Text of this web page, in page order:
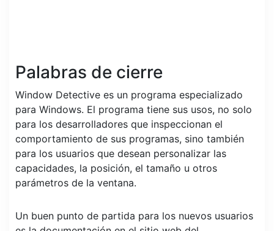
Palabras de cierre
Window Detective es un programa especializado
para Windows. El programa tiene sus usos, no solo
para los desarrolladores que inspeccionan el
comportamiento de sus programas, sino también
para los usuarios que desean personalizar las
capacidades, la posición, el tamaño u otros
parámetros de la ventana.
Un buen punto de partida para los nuevos usuarios